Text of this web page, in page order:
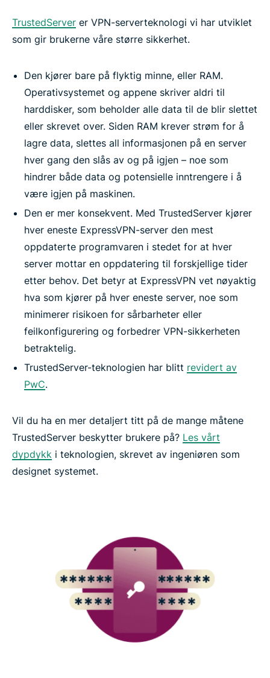
TrustedServer er VPN-serverteknologi vi har utviklet
som gir brukerne våre større sikkerhet.
Den kjører bare på flyktig minne, eller RAM.
Operativsystemet og appene skriver aldri til
harddisker, som beholder alle data til de blir slettet
eller skrevet over. Siden RAM krever strøm for å
lagre data, slettes all informasjonen på en server
hver gang den slås av og på igjen – noe som
hindrer både data og potensielle inntrengere i å
være igjen på maskinen.
Den er mer konsekvent. Med TrustedServer kjører
hver eneste ExpressVPN-server den mest
oppdaterte programvaren i stedet for at hver
server mottar en oppdatering til forskjellige tider
etter behov. Det betyr at ExpressVPN vet nøyaktig
hva som kjører på hver eneste server, noe som
minimerer risikoen for sårbarheter eller
feilkonfigurering og forbedrer VPN-sikkerheten
betraktelig.
TrustedServer-teknologien har blitt revidert av
PwC.
Vil du ha en mer detaljert titt på de mange måtene
TrustedServer beskytter brukere på? Les vårt
dypdykk i teknologien, skrevet av ingeniøren som
designet systemet.